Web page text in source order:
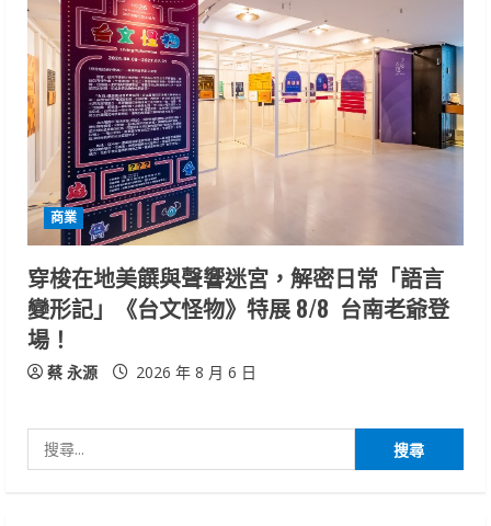
商業
穿梭在地美饌與聲響迷宮，解密日常「語言
變形記」《台文怪物》特展 8/8 台南老爺登
場！
蔡 永源 2026 年 8 月 6 日
尋